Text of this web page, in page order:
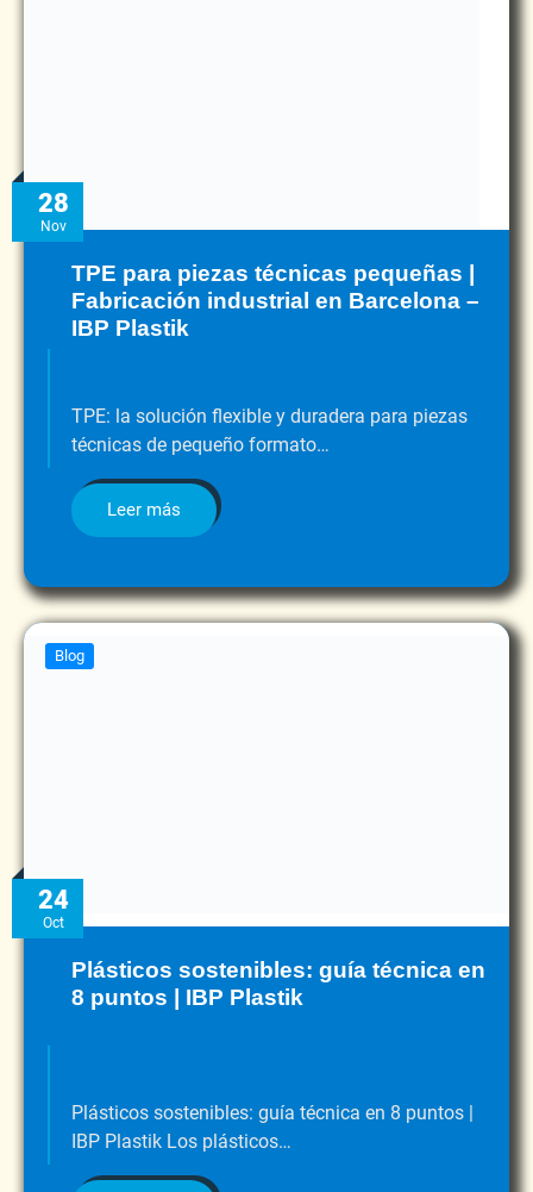
28
Nov
TPE para piezas técnicas pequeñas |
Fabricación industrial en Barcelona –
IBP Plastik
TPE: la solución flexible y duradera para piezas
técnicas de pequeño formato…
Leer más
24
Oct
Blog
Plásticos sostenibles: guía técnica en
8 puntos | IBP Plastik
Plásticos sostenibles: guía técnica en 8 puntos |
IBP Plastik Los plásticos…